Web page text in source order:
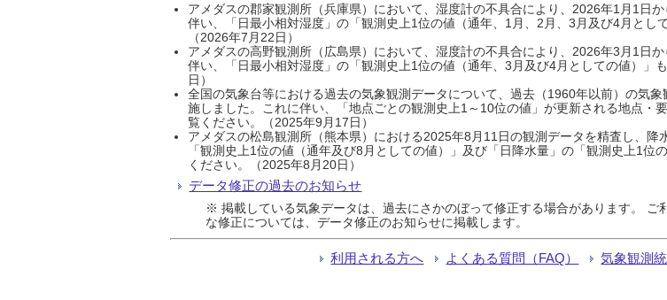
アメダスの郡家観測所（兵庫県）において、湿度計の不具合により、2026年1月1日
伴い、「日最小相対湿度」の「観測史上1位の値（通年、1月、2月、3月及び4月とし
（2026年7月22日）
アメダスの高野観測所（広島県）において、湿度計の不具合により、2026年3月1日
伴い、「日最小相対湿度」の「観測史上1位の値（通年、3月及び4月としての値）」
日）
全国の気象台等における過去の気象観測データについて、過去（1960年以前）の気
施しました。これに伴い、「地点ごとの観測史上1～10位の値」が更新される地点・
覧ください。（2025年9月17日）
アメダスの松島観測所（熊本県）における2025年8月11日の観測データを精査し、
「観測史上1位の値（通年及び8月としての値）」及び「日降水量」の「観測史上1
ください。（2025年8月20日）
データ修正の過去のお知らせ
※ 掲載している気象データは、過去にさかのぼって修正する場合があります。
な修正については、データ修正のお知らせに掲載します。
利用される方へ よくある質問（FAQ） 気象観測